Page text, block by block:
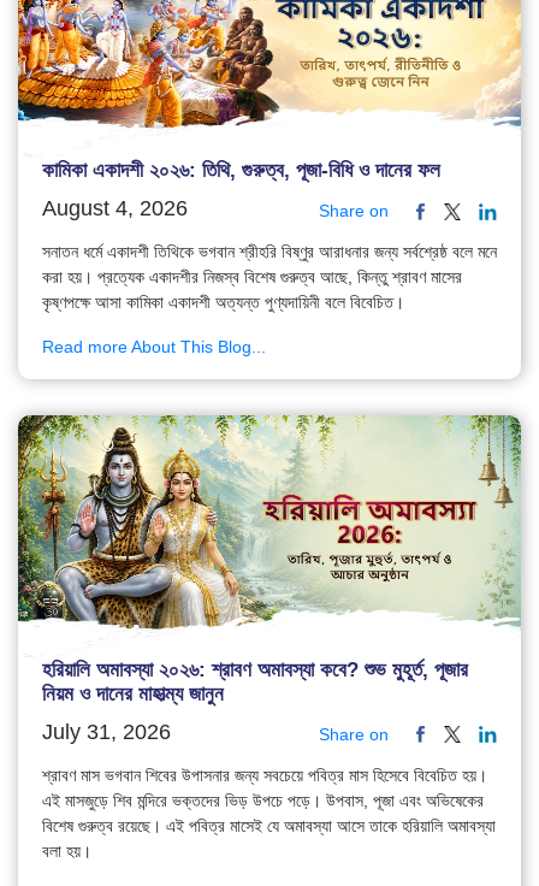
কামিকা একাদশী ২০২৬: তিথি, গুরুত্ব, পূজা-বিধি ও দানের ফল
August 4, 2026 Share on
সনাতন ধর্মে একাদশী তিথিকে ভগবান শ্রীহরি বিষ্ণুর আরাধনার জন্য সর্বশ্রেষ্ঠ বলে মনে
করা হয়। প্রত্যেক একাদশীর নিজস্ব বিশেষ গুরুত্ব আছে, কিন্তু শ্রাবণ মাসের
কৃষ্ণপক্ষে আসা কামিকা একাদশী অত্যন্ত পুণ্যদায়িনী বলে বিবেচিত।
Read more About This Blog...
হরিয়ালি অমাবস্যা ২০২৬: শ্রাবণ অমাবস্যা কবে? শুভ মুহূর্ত, পূজার
নিয়ম ও দানের মাহাত্ম্য জানুন
July 31, 2026 Share on
শ্রাবণ মাস ভগবান শিবের উপাসনার জন্য সবচেয়ে পবিত্র মাস হিসেবে বিবেচিত হয়।
এই মাসজুড়ে শিব মন্দিরে ভক্তদের ভিড় উপচে পড়ে। উপবাস, পূজা এবং অভিষেকের
বিশেষ গুরুত্ব রয়েছে। এই পবিত্র মাসেই যে অমাবস্যা আসে তাকে হরিয়ালি অমাবস্যা
বলা হয়।